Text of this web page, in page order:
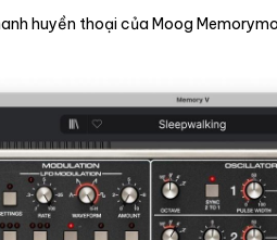
huyền thoại của Moog